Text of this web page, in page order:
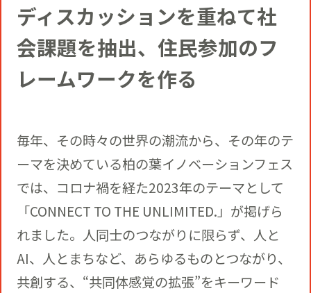
ディスカッションを重ねて社
会課題を抽出、住民参加のフ
レームワークを作る
毎年、その時々の世界の潮流から、その年のテ
ーマを決めている柏の葉イノベーションフェス
では、コロナ禍を経た2023年のテーマとして
「CONNECT TO THE UNLIMITED.」が掲げら
れました。人同士のつながりに限らず、人と
AI、人とまちなど、あらゆるものとつながり、
共創する、“共同体感覚の拡張”をキーワード